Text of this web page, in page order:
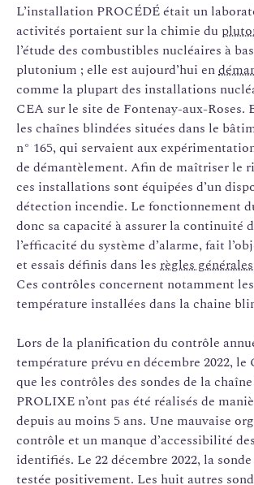
L’installation PROCÉDÉ était un
activités portaient sur la chimie du
l’étude des combustibles nucléaires à
plutonium ; elle est aujourd’hui en
comme la plupart des installations
CEA sur le site de Fontenay-aux-Roses.
les chaînes blindées situées dans le
n° 165, qui servaient aux
de démantèlement. Afin de maîtriser le
ces installations sont équipées d’un
détection incendie. Le fonctionnement
donc sa capacité à assurer la continuité
l’efficacité du système d’alarme, fait
et essais définis dans les règles
Ces contrôles concernent notamment
température installées dans la chaine
Lors de la planification du contrôle
température prévu en décembre 2022, le
que les contrôles des sondes de la
PROLIXE n’ont pas été réalisés de
depuis au moins 5 ans. Une mauvaise
contrôle et un manque d’accessibilité
identifiés. Le 22 décembre 2022, la
testée positivement. Les huit autres